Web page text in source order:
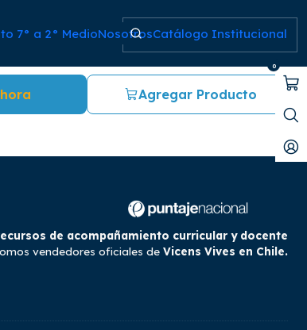
7° a 2° MedioNosotrosCatálogo Institucional
0
Agregar Producto
de acompañamiento curricular y docente
vendedores oficiales de Vicens Vives en Chile.